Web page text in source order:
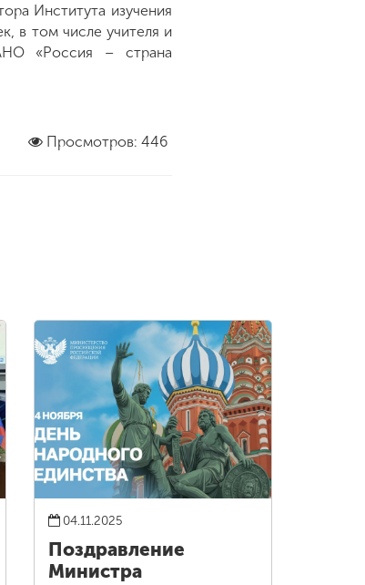
Института изучения
в том числе учителя и
«Россия – страна
Просмотров: 446
04.11.2025
Поздравление
Министра